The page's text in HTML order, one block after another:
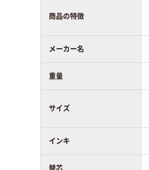
商品の特徴
メーカー名
重量
サイズ
インキ
替芯